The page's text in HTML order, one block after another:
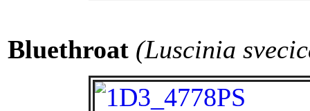
Bluethroat (Luscinia